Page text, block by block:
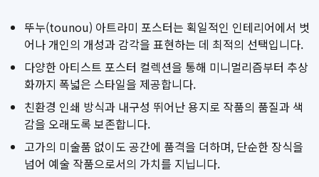
뚜누(tounou) 아트라미 포스터는 획일적인 인테리어에서 벗
어나 개인의 개성과 감각을 표현하는 데 최적의 선택입니다.
다양한 아티스트 포스터 컬렉션을 통해 미니멀리즘부터 추상
화까지 폭넓은 스타일을 제공합니다.
친환경 인쇄 방식과 내구성 뛰어난 용지로 작품의 품질과 색
감을 오래도록 보존합니다.
고가의 미술품 없이도 공간에 품격을 더하며, 단순한 장식을
넘어 예술 작품으로서의 가치를 지닙니다.